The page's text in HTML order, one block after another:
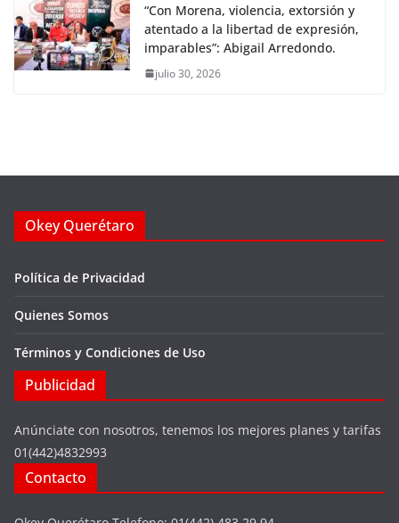
“Con Morena, violencia, extorsión y
atentado a la libertad de expresión,
imparables”: Abigail Arredondo.
julio 30, 2026
Okey Querétaro
Política de Privacidad
Quienes Somos
Términos y Condiciones de Uso
Publicidad
Anúnciate con nosotros, tenemos los mejores planes y tarifas
01(442)4832993
Contacto